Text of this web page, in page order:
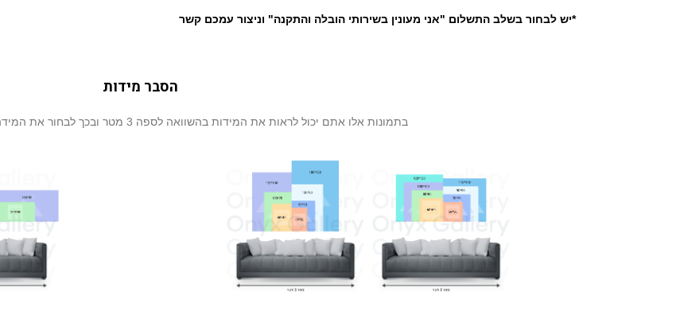
*יש לבחור בשלב התשלום "אני מעונין בשירותי הובלה והתקנה" וניצור עמכם קשר
הסבר מידות
בתמונות אלו אתם יכול לראות את המידות בהשוואה לספה 3 מטר ובכך לבחור את המידה המתאימה ביותר עבורכם